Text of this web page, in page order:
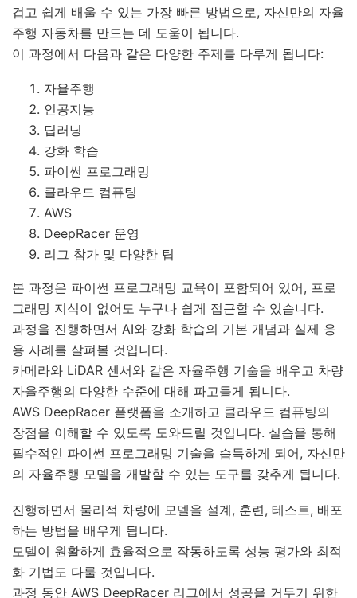
겁고 쉽게 배울 수 있는 가장 빠른 방법으로, 자신만의 자율
주행 자동차를 만드는 데 도움이 됩니다.
이 과정에서 다음과 같은 다양한 주제를 다루게 됩니다:
자율주행
인공지능
딥러닝
강화 학습
파이썬 프로그래밍
클라우드 컴퓨팅
AWS
DeepRacer 운영
리그 참가 및 다양한 팁
본 과정은 파이썬 프로그래밍 교육이 포함되어 있어, 프로
그래밍 지식이 없어도 누구나 쉽게 접근할 수 있습니다.
과정을 진행하면서 AI와 강화 학습의 기본 개념과 실제 응
용 사례를 살펴볼 것입니다.
카메라와 LiDAR 센서와 같은 자율주행 기술을 배우고 차량
자율주행의 다양한 수준에 대해 파고들게 됩니다.
AWS DeepRacer 플랫폼을 소개하고 클라우드 컴퓨팅의
장점을 이해할 수 있도록 도와드릴 것입니다. 실습을 통해
필수적인 파이썬 프로그래밍 기술을 습득하게 되어, 자신만
의 자율주행 모델을 개발할 수 있는 도구를 갖추게 됩니다.
진행하면서 물리적 차량에 모델을 설계, 훈련, 테스트, 배포
하는 방법을 배우게 됩니다.
모델이 원활하게 효율적으로 작동하도록 성능 평가와 최적
화 기법도 다룰 것입니다.
과정 동안 AWS DeepRacer 리그에서 성공을 거두기 위한